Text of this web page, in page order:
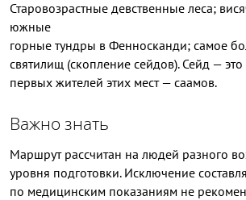
Старовозрастные девственные леса;
южные
горные тундры в Фенносканди; самое
святилищ (скопление сейдов). Сейд —
первых жителей этих мест — саамов.
Важно знать
Маршрут рассчитан на людей разного
уровня подготовки. Исключение
по медицинским показаниям не